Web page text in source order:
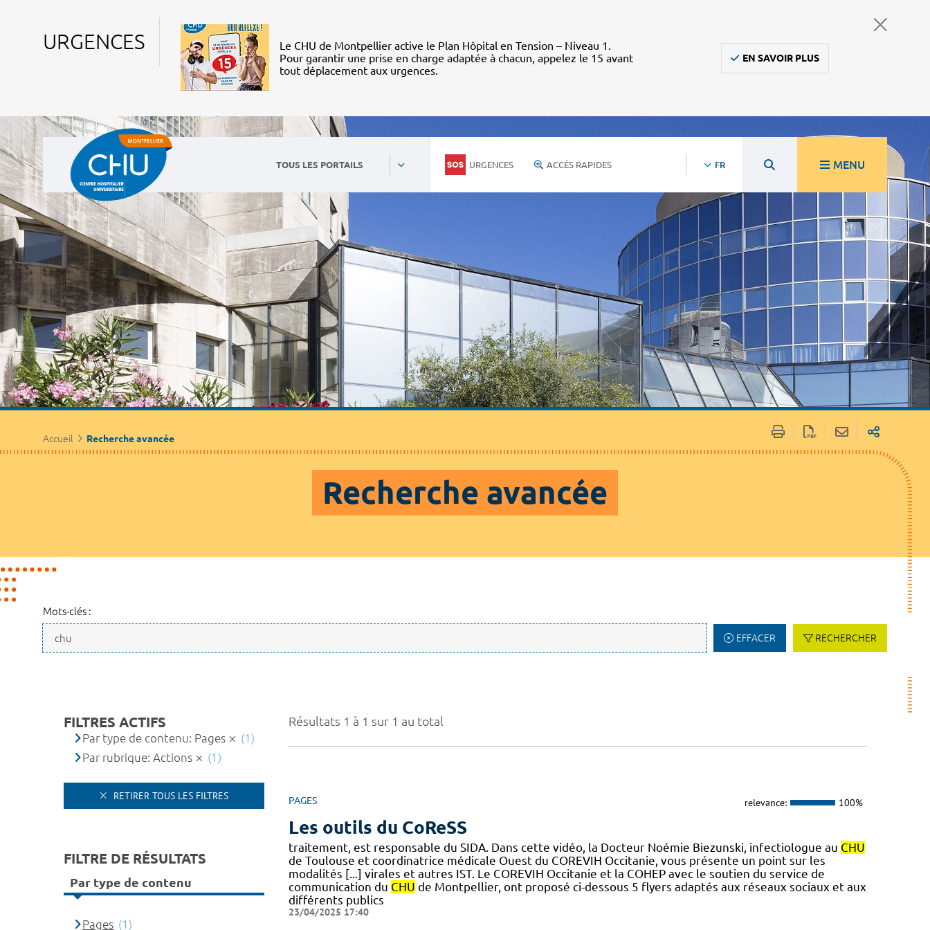
URGENCES
Le CHU de Montpellier active le Plan Hôpital en Tension – Niveau 1.
Pour garantir une prise en charge adaptée à chacun, appelez le 15 avant
tout déplacement aux urgences.
EN SAVOIR PLUS
TOUS LES PORTAILS URGENCES ACCÈS RAPIDES FR MENU
Accueil Recherche avancée
Recherche avancée
Mots-clés :
EFFACER RECHERCHER
Résultats 1 à 1 sur 1 au total
PAGES relevance: 100%
Les outils du CoReSS
traitement, est responsable du SIDA. Dans cette vidéo, la Docteur Noémie Biezunski, infectiologue au CHU
de Toulouse et coordinatrice médicale Ouest du COREVIH Occitanie, vous présente un point sur les
modalités [...] virales et autres IST. Le COREVIH Occitanie et la COHEP avec le soutien du service de
communication du CHU de Montpellier, ont proposé ci-dessous 5 flyers adaptés aux réseaux sociaux et aux
différents publics
23/04/2025 17:40
FILTRES ACTIFS
Par type de contenu: Pages
(1)
Par rubrique: Actions
(1)
RETIRER TOUS LES FILTRES
FILTRE DE RÉSULTATS
Par type de contenu
Pages (1)